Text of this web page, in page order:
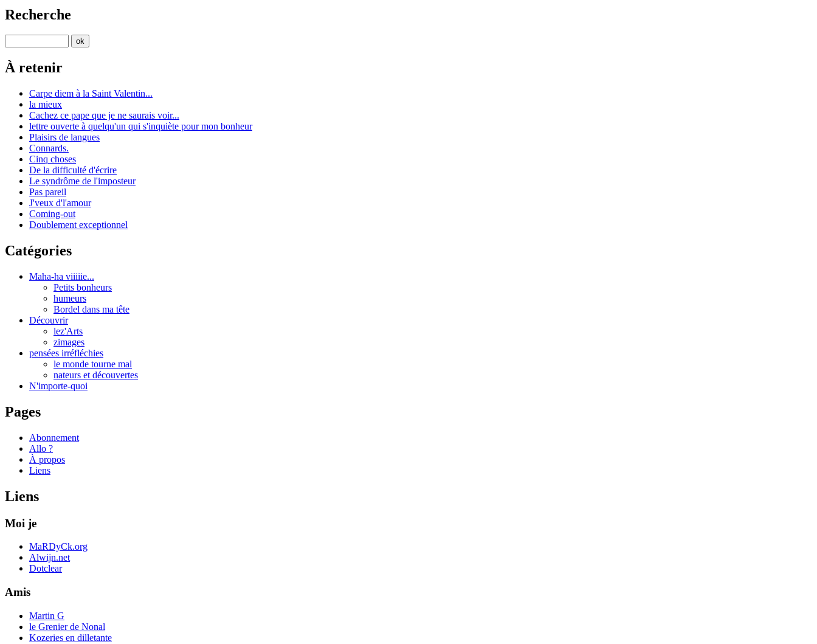
Recherche
À retenir
Carpe diem à la Saint Valentin...
la mieux
Cachez ce pape que je ne saurais voir...
lettre ouverte à quelqu'un qui s'inquiète pour mon bonheur
Plaisirs de langues
Connards.
Cinq choses
De la difficulté d'écrire
Le syndrôme de l'imposteur
Pas pareil
J'veux d'l'amour
Coming-out
Doublement exceptionnel
Catégories
Maha-ha viiiiie...
Petits bonheurs
humeurs
Bordel dans ma tête
Découvrir
lez'Arts
zimages
pensées irréfléchies
le monde tourne mal
nateurs et découvertes
N'importe-quoi
Pages
Abonnement
Allo ?
À propos
Liens
Liens
Moi je
MaRDyCk.org
Alwijn.net
Dotclear
Amis
Martin G
le Grenier de Nonal
Kozeries en dilletante